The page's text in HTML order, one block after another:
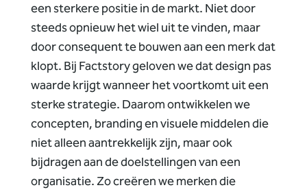
een sterkere positie in de markt. Niet door
steeds opnieuw het wiel uit te vinden, maar
door consequent te bouwen aan een merk dat
klopt. Bij Factstory geloven we dat design pas
waarde krijgt wanneer het voortkomt uit een
sterke strategie. Daarom ontwikkelen we
concepten, branding en visuele middelen die
niet alleen aantrekkelijk zijn, maar ook
bijdragen aan de doelstellingen van een
organisatie. Zo creëren we merken die